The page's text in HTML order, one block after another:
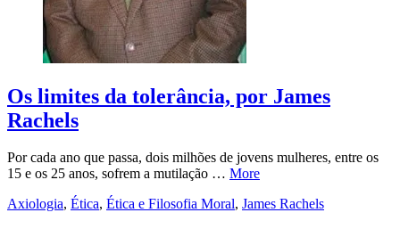
Os limites da tolerância, por James
Rachels
Por cada ano que passa, dois milhões de jovens mulheres, entre os
15 e os 25 anos, sofrem a mutilação … More
Axiologia, Ética, Ética e Filosofia Moral, James Rachels